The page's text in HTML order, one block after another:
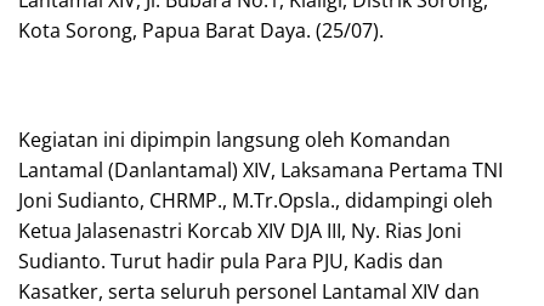
Kota Sorong, Papua Barat Daya. (25/07).
Kegiatan ini dipimpin langsung oleh Komandan
Lantamal (Danlantamal) XIV, Laksamana Pertama TNI
Joni Sudianto, CHRMP., M.Tr.Opsla., didampingi oleh
Ketua Jalasenastri Korcab XIV DJA III, Ny. Rias Joni
Sudianto. Turut hadir pula Para PJU, Kadis dan
Kasatker, serta seluruh personel Lantamal XIV dan